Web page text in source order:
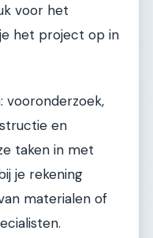
voor het
het project op in
vooronderzoek,
en
taken in met
je rekening
materialen of